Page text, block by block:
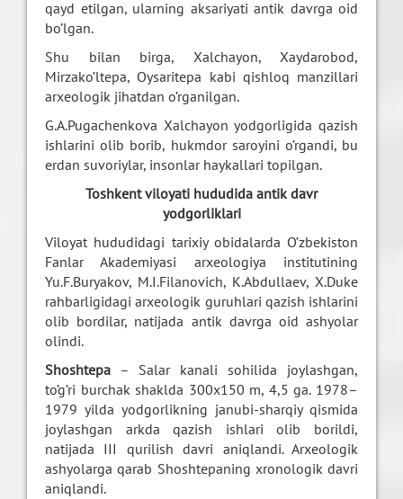
qayd etilgan, ularning aksariyati antik davrga oid
bo’lgan.
Shu bilan birga, Xalchayon, Xaydarobod,
Mirzako’ltepa, Oysaritepa kabi qishloq manzillari
arxeologik jihatdan o’rganilgan.
G.A.Pugachenkova Xalchayon yodgorligida qazish
ishlarini olib borib, hukmdor saroyini o’rgandi, bu
erdan suvoriylar, insonlar haykallari topilgan.
Toshkent viloyati hududida antik davr
yodgorliklari
Viloyat hududidagi tarixiy obidalarda O’zbekiston
Fanlar Akademiyasi arxeologiya institutining
Yu.F.Buryakov, M.I.Filanovich, K.Abdullaev, X.Duke
rahbarligidagi arxeologik guruhlari qazish ishlarini
olib bordilar, natijada antik davrga oid ashyolar
olindi.
Shoshtepa – Salar kanali sohilida joylashgan,
to’g’ri burchak shaklda 300x150 m, 4,5 ga. 1978–
1979 yilda yodgorlikning janubi-sharqiy qismida
joylashgan arkda qazish ishlari olib borildi,
natijada III qurilish davri aniqlandi. Arxeologik
ashyolarga qarab Shoshtepaning xronologik davri
aniqlandi.